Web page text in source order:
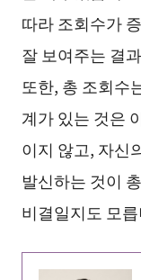
따라 조회수가
잘 보여주는 결
또한, 총 조회수
계가 있는 것은
이지 않고, 자신
발신하는 것이
비결일지도 모